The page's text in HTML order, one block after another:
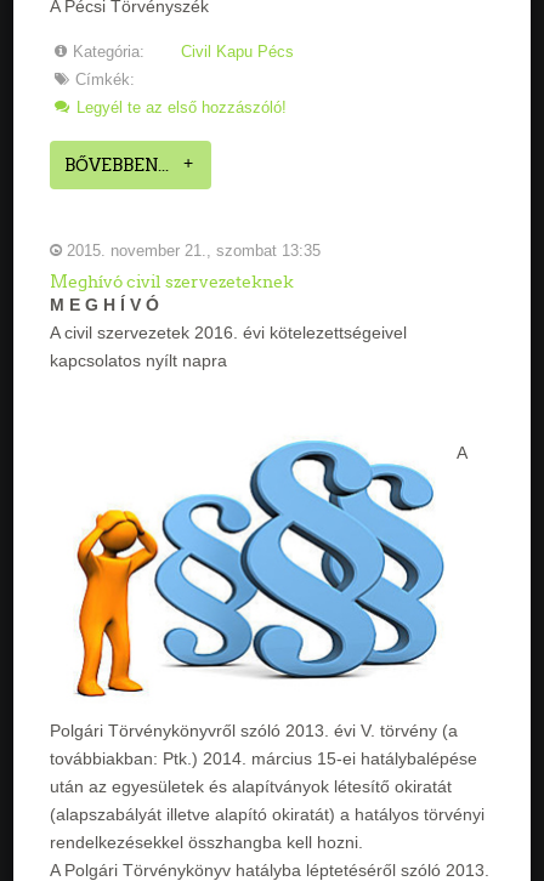
A Pécsi Törvényszék
Kategória:
Civil Kapu Pécs
Címkék:
Legyél te az első hozzászóló!
BŐVEBBEN...
2015. november 21., szombat 13:35
Meghívó civil szervezeteknek
M E G H Í V Ó
A civil szervezetek 2016. évi kötelezettségeivel
kapcsolatos nyílt napra
A
Polgári Törvénykönyvről szóló 2013. évi V. törvény (a
továbbiakban: Ptk.) 2014. március 15-ei hatálybalépése
után az egyesületek és alapítványok létesítő okiratát
(alapszabályát illetve alapító okiratát) a hatályos törvényi
rendelkezésekkel összhangba kell hozni.
A Polgári Törvénykönyv hatályba léptetéséről szóló 2013.